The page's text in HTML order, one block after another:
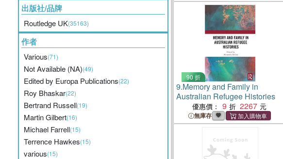
出版社/品牌
Routledge UK(35163)
作者
Various(71)
Not Available (NA)(49)
Edited by Europa Publications(22)
Roy Bhaskar(22)
Bertrand Russell(19)
Martin Gilbert(16)
Michael Farrell(15)
Terrence Hawkes(15)
various(15)
90 折
9.Memory and Family in
Australian Refugee Histories
優惠價： 9 2267
無庫存